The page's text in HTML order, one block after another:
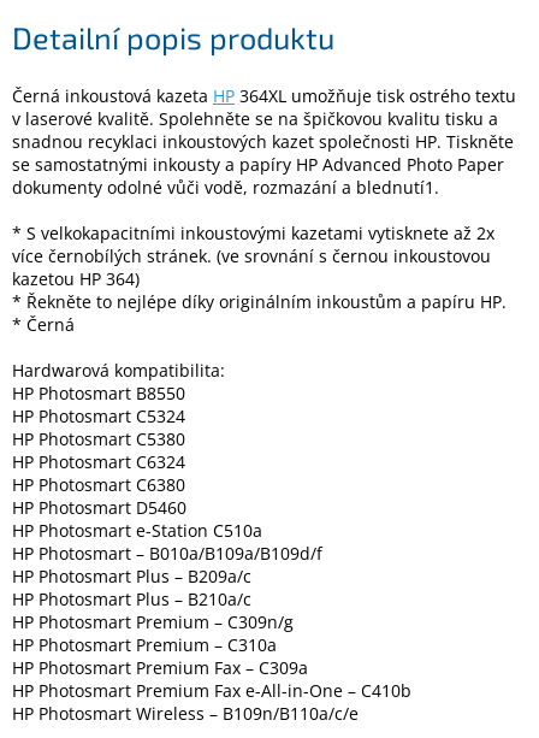
Domácnost
Black
Friday
VÝPRODEJ
Akční
zboží
TONERY
A
CARTRIDGE
OEM
Sestavy
počítačů
Inpraise
Kamerové
systémy
MILESIGHT
Doprodej
Detailní popis produktu
Černá inkoustová kazeta HP 364XL umožňuje tisk ostrého textu
v laserové kvalitě. Spolehněte se na špičkovou kvalitu tisku a
snadnou recyklaci inkoustových kazet společnosti HP. Tiskněte
se samostatnými inkousty a papíry HP Advanced Photo Paper
dokumenty odolné vůči vodě, rozmazání a blednutí1.
* S velkokapacitními inkoustovými kazetami vytisknete až 2x
více černobílých stránek. (ve srovnání s černou inkoustovou
kazetou HP 364)
* Řekněte to nejlépe díky originálním inkoustům a papíru HP.
* Černá
Hardwarová kompatibilita:
HP Photosmart B8550
HP Photosmart C5324
HP Photosmart C5380
HP Photosmart C6324
HP Photosmart C6380
HP Photosmart D5460
HP Photosmart e-Station C510a
HP Photosmart – B010a/B109a/B109d/f
HP Photosmart Plus – B209a/c
HP Photosmart Plus – B210a/c
HP Photosmart Premium – C309n/g
HP Photosmart Premium – C310a
HP Photosmart Premium Fax – C309a
HP Photosmart Premium Fax e-All-in-One – C410b
HP Photosmart Wireless – B109n/B110a/c/e